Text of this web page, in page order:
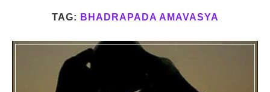
TAG: BHADRAPADA AMAVASYA